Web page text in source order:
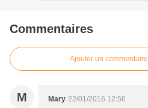
Commentaires
Ajouter un commentaire
M Mary 22/01/2016 12:56